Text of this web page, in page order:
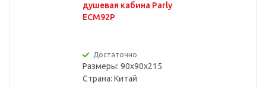
душевая кабина Parly
ECM92P
Достаточно
Размеры: 90x90x215
Страна: Китай